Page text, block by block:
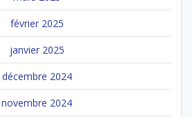
février 2025
janvier 2025
décembre 2024
novembre 2024